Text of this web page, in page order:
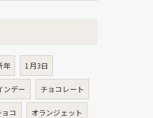
年 1月3日
ンデー チョコレート
コ オランジェット